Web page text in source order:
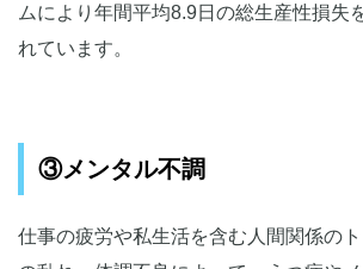
ムにより年間平均8.9日の総生産性損失
れています。
③メンタル不調
仕事の疲労や私生活を含む人間関係の